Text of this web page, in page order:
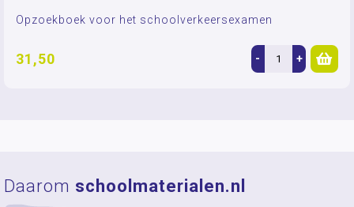
Opzoekboek voor het schoolverkeersexamen
31,50 - +
Daarom schoolmaterialen.nl